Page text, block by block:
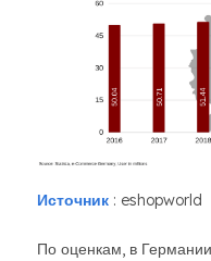
Источник : eshopworld
По оценкам, в